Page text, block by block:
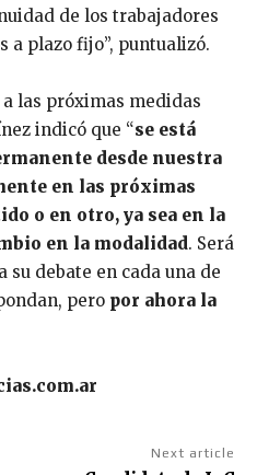
de los trabajadores
a plazo fijo”, puntualizó.
las próximas medidas
indicó que “se está
desde nuestra
en las próximas
o en otro, ya sea en la
en la modalidad. Será
debate en cada una de
pero por ahora la
Next article